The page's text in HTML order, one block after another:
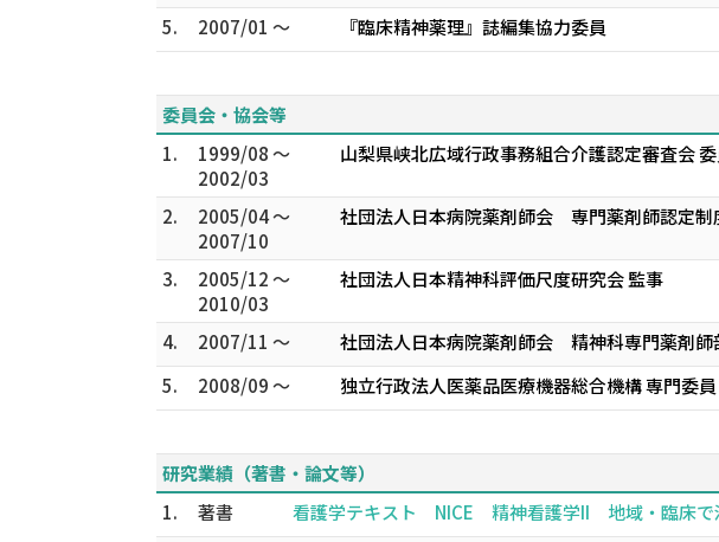
5.
2007/01 ～
『臨床精神薬理』誌編集協力委員
委員会・協会等
1.
1999/08 ～
2002/03
山梨県峡北広域行政事務組合介護認定審査会 委
2.
2005/04 ～
2007/10
社団法人日本病院薬剤師会 専門薬剤師認定制
3.
2005/12 ～
2010/03
社団法人日本精神科評価尺度研究会 監事
4. 2007/11 ～
社団法人日本病院薬剤師会 精神科専門薬剤師
5.
2008/09 ～
独立行政法人医薬品医療機器総合機構 専門委員
研究業績（著書・論文等）
1.
著書
看護学テキスト NICE 精神看護学II 地域・臨床で